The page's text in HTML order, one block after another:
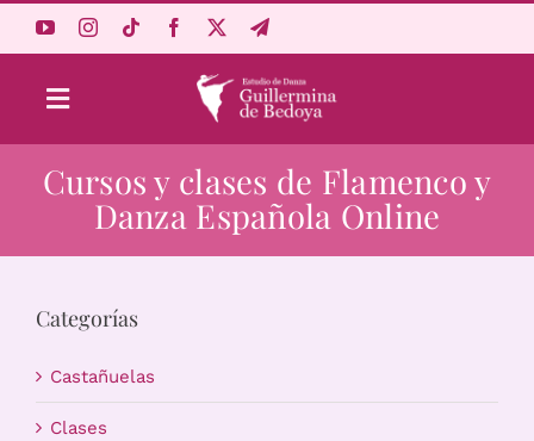
Toggle
Navigation
Aprende Online
Estudio
Cursos y clases de Flamenco y
Danza Española Online
Categorías
Castañuelas
Clases